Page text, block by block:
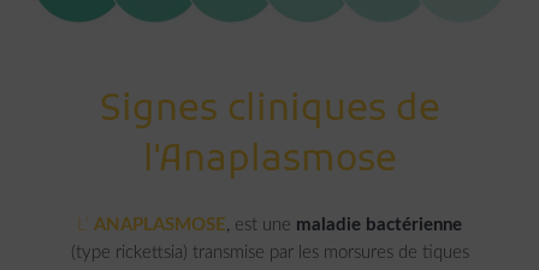
Signes cliniques de
l'Anaplasmose
L’ ANAPLASMOSE, est une maladie bactérienne
(type rickettsia) transmise par les morsures de tiques